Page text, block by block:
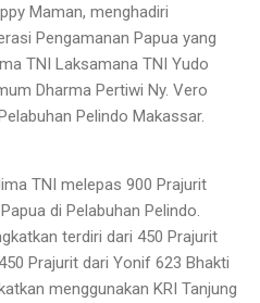
Maman, menghadiri
Pengamanan Papua yang
TNI Laksamana TNI Yudo
Dharma Pertiwi Ny. Vero
Pelindo Makassar.
TNI melepas 900 Prajurit
di Pelabuhan Pelindo.
terdiri dari 450 Prajurit
Prajurit dari Yonif 623 Bhakti
menggunakan KRI Tanjung